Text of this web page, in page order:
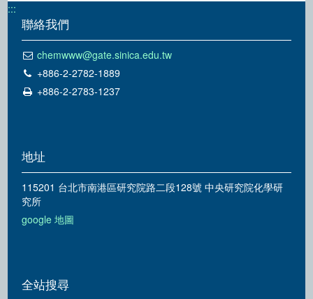
:::
聯絡我們
chemwww@gate.sinica.edu.tw
+886-2-2782-1889
+886-2-2783-1237
地址
115201 台北市南港區研究院路二段128號 中央研究院化學研
究所
google 地圖
全站搜尋